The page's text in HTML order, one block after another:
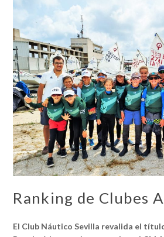
Ranking de Clubes
El Club Náutico Sevilla revalida el